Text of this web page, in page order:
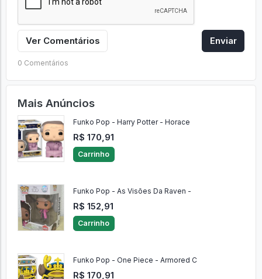
Ver Comentários Enviar
0 Comentários
Mais Anúncios
Funko Pop - Harry Potter - Horace
R$ 170,91
Carrinho
Funko Pop - As Visões Da Raven -
R$ 152,91
Carrinho
Funko Pop - One Piece - Armored C
R$ 170,91